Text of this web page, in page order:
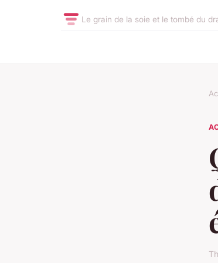
Le grain de la soie et le tombé du